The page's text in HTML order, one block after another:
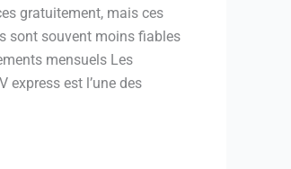
gratuitement, mais ces
sont souvent moins fiables
mensuels Les
est l’une des